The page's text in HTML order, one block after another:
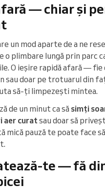
— chiar și
un mod aparte de a ne
o plimbare lungă prin parc
O ieșire rapidă afară — fie
sau doar pe trotuarul din
să-ți limpezești mintea.
de un minut ca să simți
aer curatsau doar să
mică pauză te poate face
te — fă